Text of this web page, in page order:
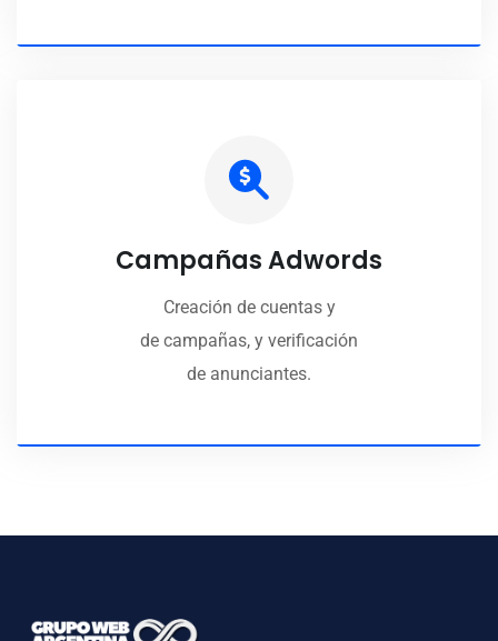
Campañas Adwords
Creación de cuentas y
de campañas, y verificación
de anunciantes.